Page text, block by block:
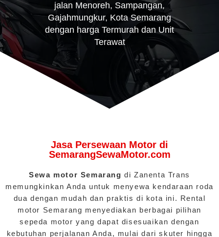
jalan Menoreh, Sampangan,
Gajahmungkur, Kota Semarang
dengan harga Termurah dan Unit
Terawat
Jasa Persewaan Motor di
SemarangSewaMotor.com
Sewa motor Semarang di Zanenta Trans
memungkinkan Anda untuk menyewa kendaraan roda
dua dengan mudah dan praktis di kota ini. Rental
motor Semarang menyediakan berbagai pilihan
sepeda motor yang dapat disesuaikan dengan
kebutuhan perjalanan Anda, mulai dari skuter hingga